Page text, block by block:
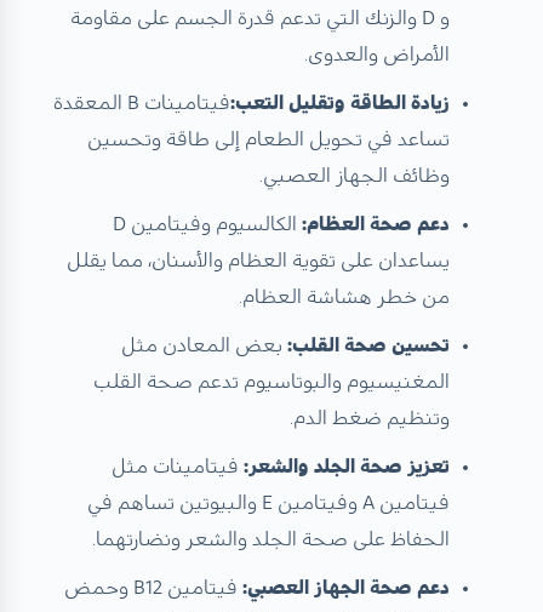
و D والزنك التي تدعم قدرة الجسم على مقاومة
الأمراض والعدوى.
زيادة الطاقة وتقليل التعب:
فيتامينات B المعقدة
تساعد في تحويل الطعام إلى طاقة وتحسين
وظائف الجهاز العصبي.
دعم صحة العظام:
الكالسيوم وفيتامين D
يساعدان على تقوية العظام والأسنان، مما يقلل
من خطر هشاشة العظام.
تحسين صحة القلب:بعض المعادن مثل
المغنيسيوم والبوتاسيوم تدعم صحة القلب
وتنظيم ضغط الدم.
تعزيز صحة الجلد والشعر:فيتامينات مثل
فيتامين A وفيتامين E
والبيوتين تساهم في
الحفاظ على صحة الجلد والشعر ونضارتهما.
دعم صحة الجهاز العصبي:
فيتامين B12 وحمض